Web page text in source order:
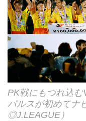
PK戦にもつれ込
パルスが初めてナ
◎J.LEAGUE）